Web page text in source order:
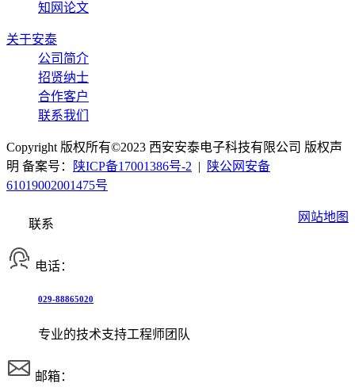
知网论文
关于安泰
公司简介
招贤纳士
合作客户
联系我们
Copyright 版权所有©2023 西安安泰电子科技有限公司 版权声
明 备案号：
陕ICP备17001386号-2 |
陕公网安备
61019002001475号
网站地图
联系
电话：
029-88865020
专业的技术支持工程师团队
邮箱：